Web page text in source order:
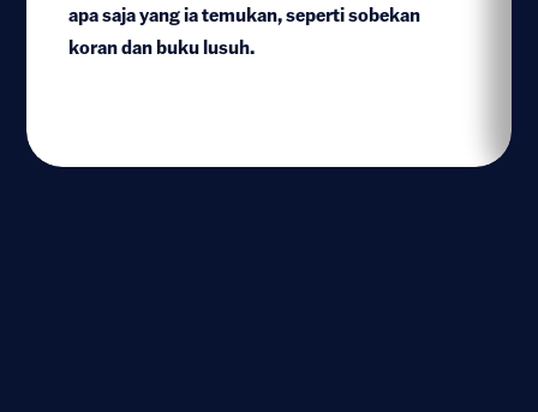
apa saja yang ia temukan, seperti sobekan
koran dan buku lusuh.